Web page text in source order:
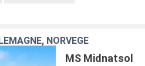
NORVÈGE
MS Midnatsol